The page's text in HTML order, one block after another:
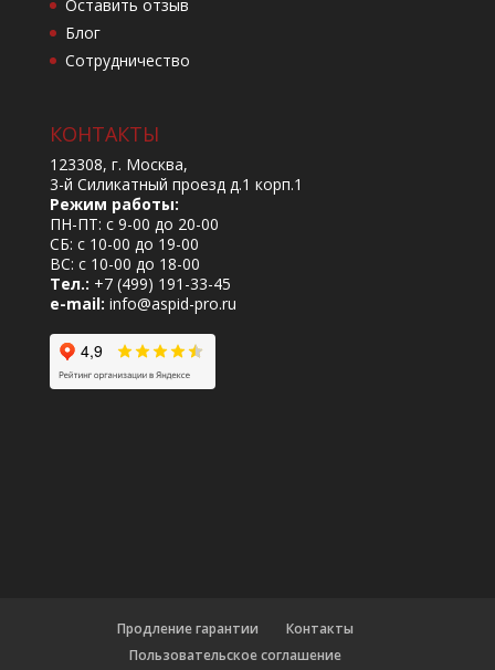
Оставить отзыв
Блог
Сотрудничество
КОНТАКТЫ
123308, г. Москва,
3-й Силикатный проезд д.1 корп.1
Режим работы:
ПН-ПТ: с 9-00 до 20-00
СБ: с 10-00 до 19-00
ВС: с 10-00 до 18-00
Тел.: +7 (499) 191-33-45
e-mail: info@aspid-pro.ru
Продление гарантии
Контакты
Пользовательское соглашение